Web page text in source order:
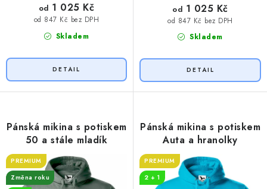
Skladem
od 847 Kč bez DPH
od 1 025 Kč
Skladem
od 847 Kč bez DPH
od 1 025 Kč
Pánská mikina s potiskem
50 a stále mladík
PREMIUM
Změna roku
Pánská mikina s potiskem
Auta a hranolky
PREMIUM
2 + 1